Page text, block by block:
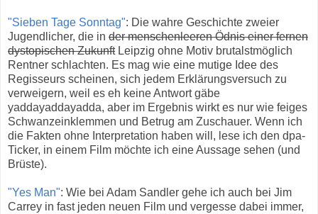
"Sieben Tage Sonntag": Die wahre Geschichte zweier
Jugendlicher, die in der menschenleeren Ödnis einer fernen
dystopischen ZukunftLeipzig ohne Motiv brutalstmöglich
Rentner schlachten. Es mag wie eine mutige Idee des
Regisseurs scheinen, sich jedem Erklärungsversuch zu
verweigern, weil es eh keine Antwort gäbe
yaddayaddayadda, aber im Ergebnis wirkt es nur wie feiges
Schwanzeinklemmen und Betrug am Zuschauer. Wenn ich
die Fakten ohne Interpretation haben will, lese ich den dpa-
Ticker, in einem Film möchte ich eine Aussage sehen (und
Brüste).
"Yes Man": Wie bei Adam Sandler gehe ich auch bei Jim
Carrey in fast jeden neuen Film und vergesse dabei immer,